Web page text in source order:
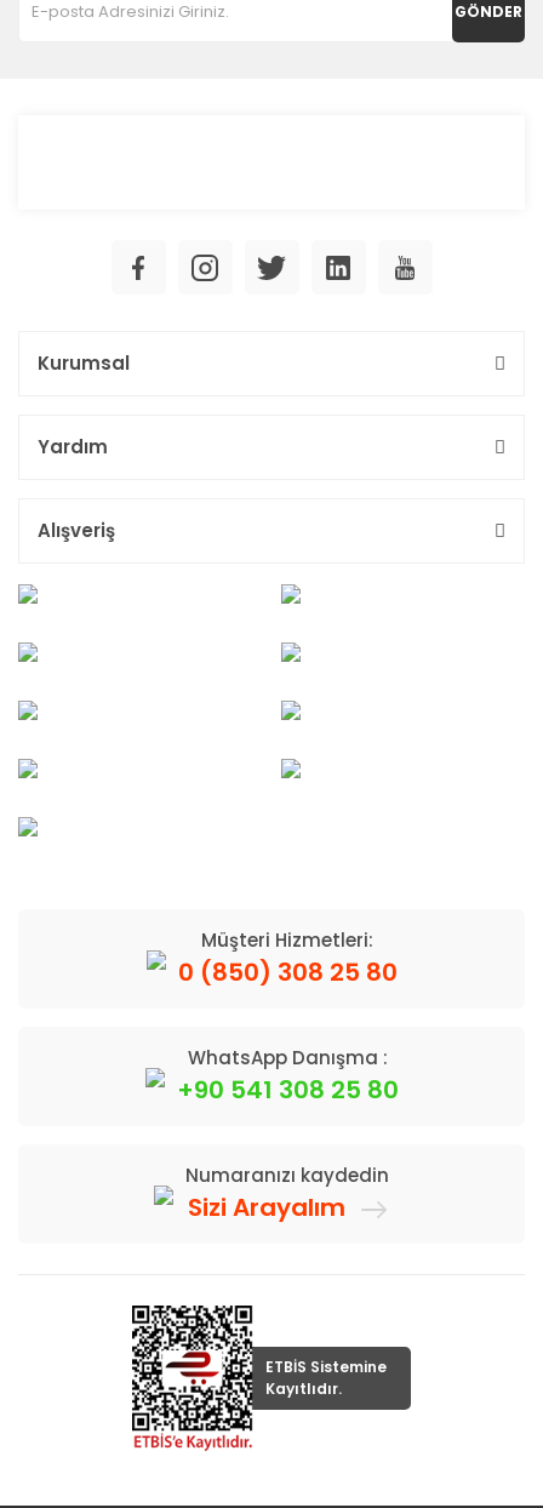
GÖNDER
Kurumsal
Yardım
Alışveriş
Müşteri Hizmetleri:
0 (850) 308 25 80
WhatsApp Danışma :
+90 541 308 25 80
Numaranızı kaydedin
Sizi Arayalım
ETBİS Sistemine
Kayıtlıdır.